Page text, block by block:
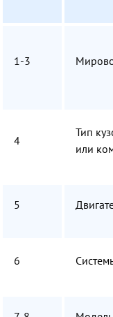
1-3
4
Тип
или
5
6